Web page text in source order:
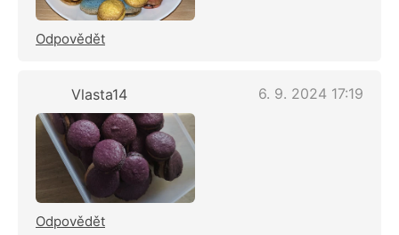
Odpovědět
Vlasta14 6. 9. 2024 17:19
Odpovědět